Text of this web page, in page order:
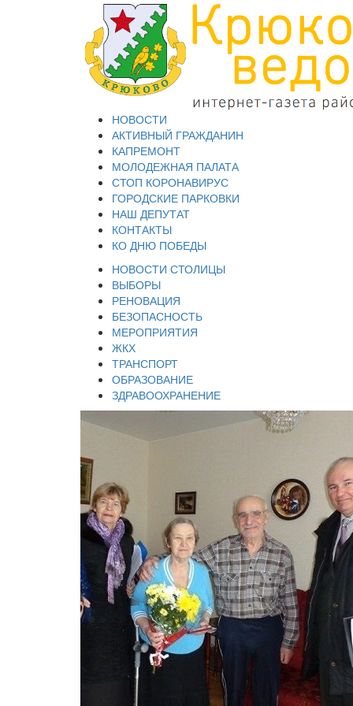
НОВОСТИ
АКТИВНЫЙ ГРАЖДАНИН
КАПРЕМОНТ
МОЛОДЕЖНАЯ ПАЛАТА
СТОП КОРОНАВИРУС
ГОРОДСКИЕ ПАРКОВКИ
НАШ ДЕПУТАТ
КОНТАКТЫ
КО ДНЮ ПОБЕДЫ
НОВОСТИ СТОЛИЦЫ
ВЫБОРЫ
РЕНОВАЦИЯ
БЕЗОПАСНОСТЬ
МЕРОПРИЯТИЯ
ЖКХ
ТРАНСПОРТ
ОБРАЗОВАНИЕ
ЗДРАВООХРАНЕНИЕ